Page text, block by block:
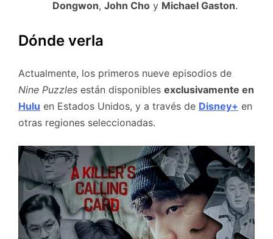
Dongwon, John Cho y Michael Gaston.
Dónde verla
Actualmente, los primeros nueve episodios de
Nine Puzzles están disponibles exclusivamente en
Hulu en Estados Unidos, y a través de Disney+ en
otras regiones seleccionadas.